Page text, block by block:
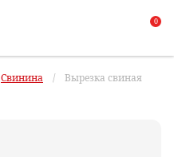
0
Свинина / Вырезка свиная